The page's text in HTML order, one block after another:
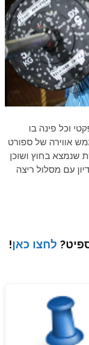
וכל פינה בו
אווירה של ספורט
שנמצא בחוץ ושוכן
עם מסלול ריצה
לחצו כאן!